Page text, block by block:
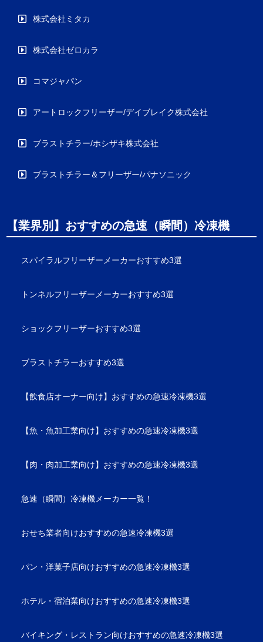
株式会社ミタカ
株式会社ゼロカラ
コマジャパン
アートロックフリーザー/デイブレイク株式会社
ブラストチラー/ホシザキ株式会社
ブラストチラー＆フリーザー/パナソニック
【業界別】おすすめの急速（瞬間）冷凍機
スパイラルフリーザーメーカーおすすめ3選
トンネルフリーザーメーカーおすすめ3選
ショックフリーザーおすすめ3選
ブラストチラーおすすめ3選
【飲食店オーナー向け】おすすめの急速冷凍機3選
【魚・魚加工業向け】おすすめの急速冷凍機3選
【肉・肉加工業向け】おすすめの急速冷凍機3選
急速（瞬間）冷凍機メーカー一覧！
おせち業者向けおすすめの急速冷凍機3選
パン・洋菓子店向けおすすめの急速冷凍機3選
ホテル・宿泊業向けおすすめの急速冷凍機3選
バイキング・レストラン向けおすすめの急速冷凍機3選